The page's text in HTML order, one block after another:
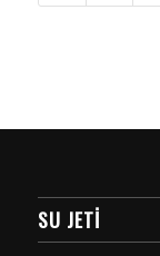
SU JETI